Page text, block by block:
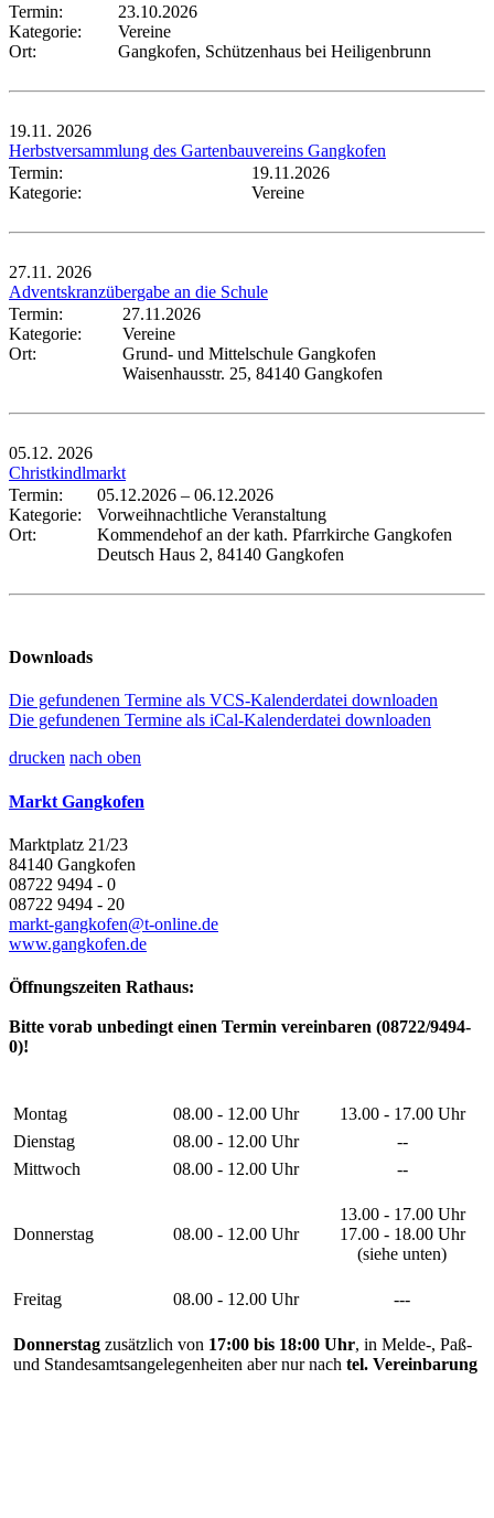
Termin:
23.10.2026
Kategorie:
Vereine
Ort:
Gangkofen, Schützenhaus bei Heiligenbrunn
19.11. 2026
Herbstversammlung des Gartenbauvereins Gangkofen
Termin:
19.11.2026
Kategorie:
Vereine
27.11. 2026
Adventskranzübergabe an die Schule
Termin:
27.11.2026
Kategorie:
Vereine
Ort:
Grund- und Mittelschule Gangkofen
Waisenhausstr. 25, 84140 Gangkofen
05.12. 2026
Christkindlmarkt
Termin:
05.12.2026 – 06.12.2026
Kategorie:
Vorweihnachtliche Veranstaltung
Ort:
Kommendehof an der kath. Pfarrkirche Gangkofen
Deutsch Haus 2, 84140 Gangkofen
Downloads
Die gefundenen Termine als VCS-Kalenderdatei downloaden
Die gefundenen Termine als iCal-Kalenderdatei downloaden
drucken nach oben
Markt Gangkofen
Marktplatz 21/23
84140 Gangkofen
08722 9494 - 0
08722 9494 - 20
markt-gangkofen@t-online.de
www.gangkofen.de
Öffnungszeiten Rathaus:
Bitte vorab unbedingt einen Termin vereinbaren (08722/9494-
0)!
Montag 08.00 - 12.00 Uhr
13.00 - 17.00 Uhr
Dienstag
08.00 - 12.00 Uhr
--
Mittwoch
08.00 - 12.00 Uhr --
Donnerstag 08.00 - 12.00 Uhr
13.00 - 17.00 Uhr
17.00 - 18.00 Uhr
(siehe unten)
Freitag 08.00 - 12.00 Uhr ---
Donnerstag zusätzlich von 17:00 bis 18:00 Uhr, in Melde-, Paß-
und Standesamtsangelegenheiten aber nur nach tel. Vereinbarung